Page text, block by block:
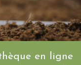
en ligne